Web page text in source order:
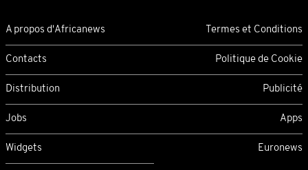
A propos d'Africanews Termes et Conditions
Contacts Politique de Cookie
Distribution Publicité
Jobs Apps
Widgets Euronews